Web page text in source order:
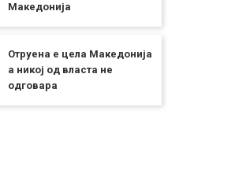
Македонија
Отруена е цела Македонија
а никој од власта не
одговара